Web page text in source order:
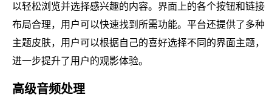
以轻松浏览并选择感兴趣的内容。界面上的各个按钮和链接
布局合理，用户可以快速找到所需功能。平台还提供了多种
主题皮肤，用户可以根据自己的喜好选择不同的界面主题，
进一步提升了用户的观影体验。
高级音频处理